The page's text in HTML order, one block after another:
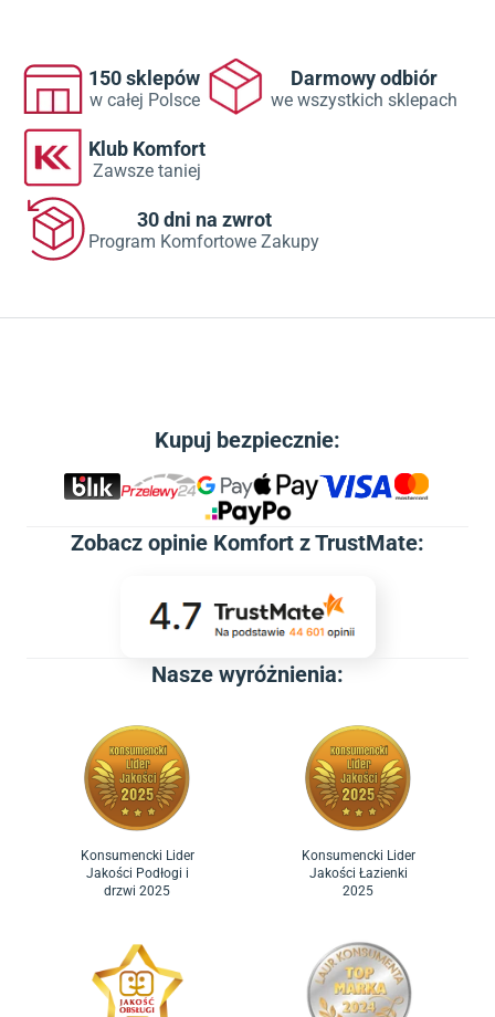
150 sklepów
w całej Polsce
Darmowy odbiór
we wszystkich sklepach
Klub Komfort
Zawsze taniej
30 dni na zwrot
Program Komfortowe Zakupy
Kupuj bezpiecznie:
Zobacz opinie Komfort z TrustMate:
Nasze wyróżnienia:
Konsumencki Lider
Jakości Podłogi i
drzwi 2025
Konsumencki Lider
Jakości Łazienki
2025